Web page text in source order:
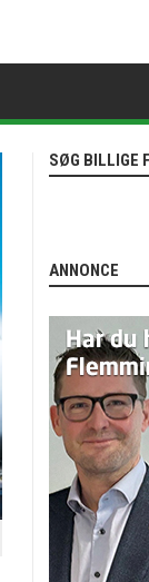
SØG BILLIGE
ANNONCE